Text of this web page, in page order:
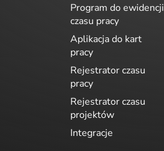
Program do ewidencji
czasu pracy
Aplikacja do kart
pracy
Rejestrator czasu
pracy
Rejestrator czasu
projektów
Integracje